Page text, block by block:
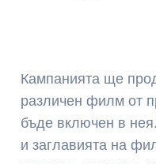
Кампанията ще
различен филм от
бъде включен в
и заглавията на